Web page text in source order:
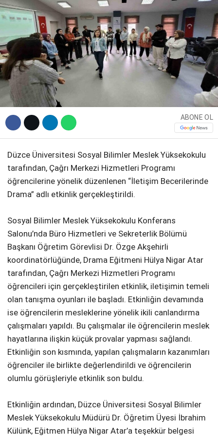
Facebook
Instagram
ABONE OL
Düzce Üniversitesi Sosyal Bilimler Meslek Yüksekokulu
tarafından, Çağrı Merkezi Hizmetleri Programı
öğrencilerine yönelik düzenlenen “İletişim Becerilerinde
Drama” adlı etkinlik gerçekleştirildi.
Sosyal Bilimler Meslek Yüksekokulu Konferans
Salonu’nda Büro Hizmetleri ve Sekreterlik Bölümü
Başkanı Öğretim Görevlisi Dr. Özge Akşehirli
koordinatörlüğünde, Drama Eğitmeni Hülya Nigar Atar
tarafından, Çağrı Merkezi Hizmetleri Programı
öğrencileri için gerçekleştirilen etkinlik, iletişimin temeli
olan tanışma oyunları ile başladı. Etkinliğin devamında
ise öğrencilerin mesleklerine yönelik ikili canlandırma
çalışmaları yapıldı. Bu çalışmalar ile öğrencilerin meslek
hayatlarına ilişkin küçük provalar yapması sağlandı.
Etkinliğin son kısmında, yapılan çalışmaların kazanımları
öğrenciler ile birlikte değerlendirildi ve öğrencilerin
olumlu görüşleriyle etkinlik son buldu.
Etkinliğin ardından, Düzce Üniversitesi Sosyal Bilimler
Meslek Yüksekokulu Müdürü Dr. Öğretim Üyesi İbrahim
Külünk, Eğitmen Hülya Nigar Atar’a teşekkür belgesi